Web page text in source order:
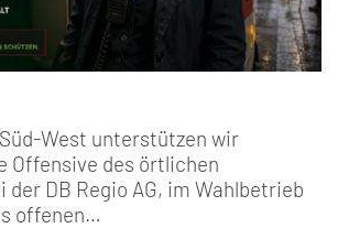
West unterstützen wir
Offensive des örtlichen
DB Regio AG, im Wahlbetrieb
offenen…